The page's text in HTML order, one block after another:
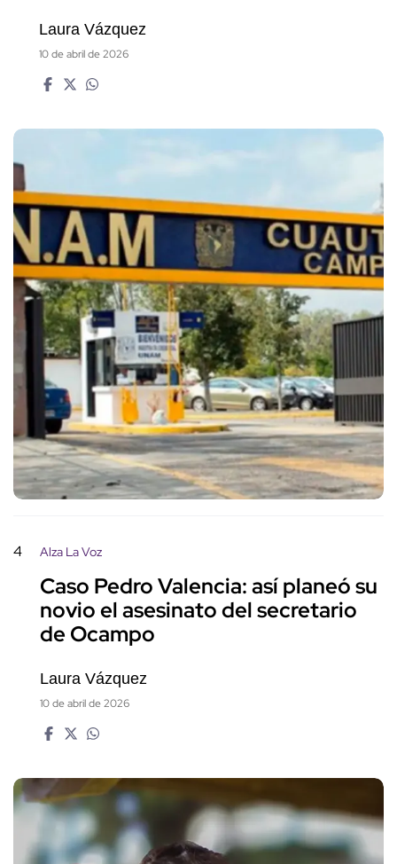
Laura Vázquez
10 de abril de 2026
4 Alza La Voz
Caso Pedro Valencia: así planeó su
novio el asesinato del secretario
de Ocampo
Laura Vázquez
10 de abril de 2026